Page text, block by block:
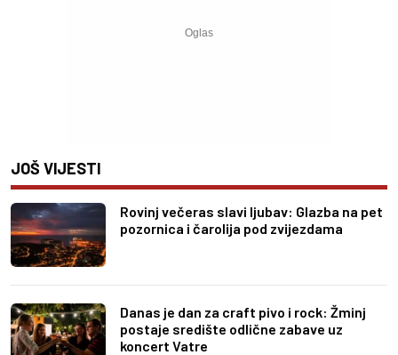
JOŠ VIJESTI
Rovinj večeras slavi ljubav: Glazba na pet
pozornica i čarolija pod zvijezdama
Danas je dan za craft pivo i rock: Žminj
postaje središte odlične zabave uz
koncert Vatre